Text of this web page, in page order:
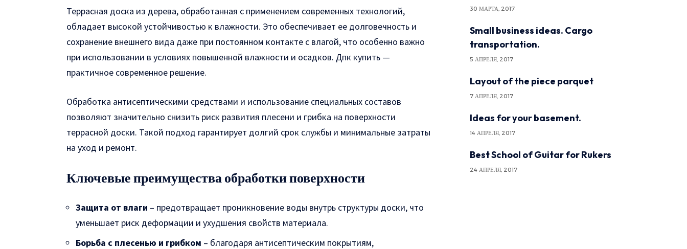
Террасная доска из дерева, обработанная с применением современных технологий,
обладает высокой устойчивостью к влажности. Это обеспечивает ее долговечность и
сохранение внешнего вида даже при постоянном контакте с влагой, что особенно важно
при использовании в условиях повышенной влажности и осадков. Дпк купить —
практичное современное решение.
Обработка антисептическими средствами и использование специальных составов
позволяют значительно снизить риск развития плесени и грибка на поверхности
террасной доски. Такой подход гарантирует долгий срок службы и минимальные затраты
на уход и ремонт.
Ключевые преимущества обработки поверхности
Защита от влаги – предотвращает проникновение воды внутрь структуры доски, что
уменьшает риск деформации и ухудшения свойств материала.
Борьба с плесенью и грибком – благодаря антисептическим покрытиям,
30 МАРТА, 2017
Small business ideas. Cargo
transportation.
5 АПРЕЛЯ, 2017
Layout of the piece parquet
7 АПРЕЛЯ, 2017
Ideas for your basement.
14 АПРЕЛЯ, 2017
Best School of Guitar for Rukers
24 АПРЕЛЯ, 2017